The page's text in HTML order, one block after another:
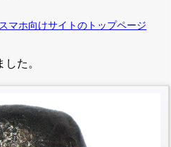
スマホ向けサイトのトップページ
た。